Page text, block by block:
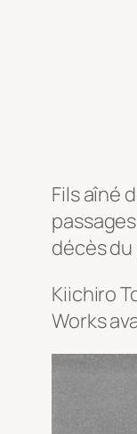
Fils aîné
décès du
Kiichiro
Works